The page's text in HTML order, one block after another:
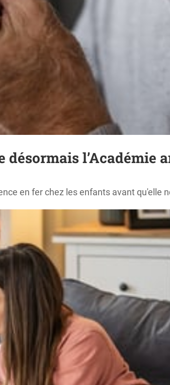
l’Académie
en fer chez les enfants avant qu'elle